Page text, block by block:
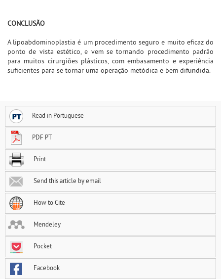
CONCLUSÃO
A lipoabdominoplastia é um procedimento seguro e muito eficaz do
ponto de vista estético, e vem se tornando procedimento padrão
para muitos cirurgiões plásticos, com embasamento e experiência
suficientes para se tornar uma operação metódica e bem difundida.
Read in Portuguese
PDF PT
Print
Send this article by email
How to Cite
Mendeley
Pocket
Facebook